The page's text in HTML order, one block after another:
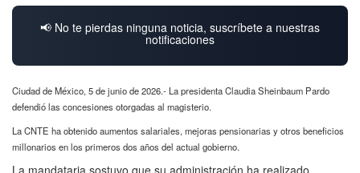
📢 No te pierdas ninguna noticia, suscríbete a nuestras
notificaciones
Ciudad de México, 5 de junio de 2026.- L a presidenta Claudia Sheinbaum Pardo
defendió las concesiones otorgadas al magisterio.
La CNTE ha obtenido aumentos salariales, mejoras pensionarias y otros beneficios
millonarios en los primeros dos años del actual gobierno.
La mandataria sostuvo que su administración ha realizado